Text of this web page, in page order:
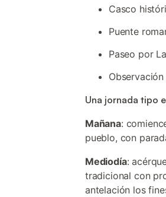
Casco
Puente
Paseo por
Una jornada tipo
Mañana:
pueblo, con
Mediodía:
tradicional con
antelación los